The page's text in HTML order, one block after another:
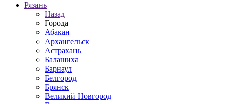
Рязань
Назад
Города
Абакан
Архангельск
Астрахань
Балашиха
Барнаул
Белгород
Брянск
Великий Новгород